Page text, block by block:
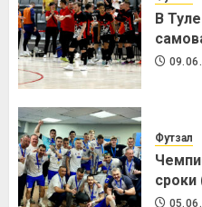
В
Футзал
сроки